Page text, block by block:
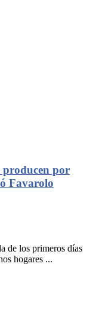
producen por
Favarolo
de los primeros días
hogares ...